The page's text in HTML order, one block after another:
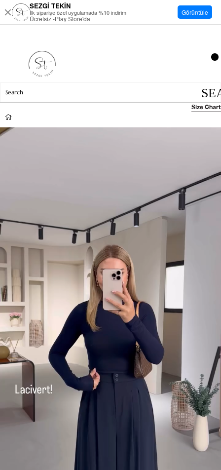
Size Chart
SEZGİ TEKİN
İlk siparişe özel uygulamada %10 indirim
Ücretsiz -Play Store'da
Görüntüle